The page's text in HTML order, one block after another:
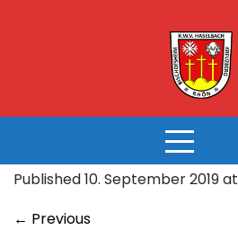
Published 10. September 2019 at
← Previous